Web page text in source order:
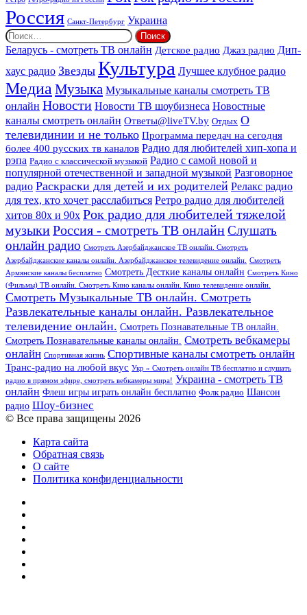
Россия Санкт-Петербург Украина
Найти:
Беларусь - смотреть ТВ онлайн Детское радио Джаз радио Дип-
хаус радио Звезды Культура Лучшее клубное радио
Медиа Музыка Музыкальные каналы смотреть ТВ
онлайн Новости Новости ТВ шоубизнеса Новостные
каналы смотреть онлайн Ответы@liveTV.by Отдых О
телевидинии и не только Программа передач на сегодня
более 400 русских тв каналов Радио для любителей хип-хопа и
рэпа Радио с классической музыкой Радио с самой новой и
популярной отечественной и западной музыкой Разговорное
радио Раскраски для детей и их родителей Релакс радио
для тех, кто хочет расслабиться Ретро радио для любителей
хитов 80х и 90х Рок радио для любителей тяжелой
музыкиРоссия - смотреть ТВ онлайнСлушать
онлайн радио Смотреть Азербайджанское ТВ онлайн. Смотреть
Азербайджанские каналы онлайн. Азербайджанское телевидение онлайн.
Смотреть
Армянские каналы бесплатно Смотреть Десткие каналы онлайн Смотреть Кино
(Фильмы) ТВ онлайн. Смотреть Кино каналы онлайн. Кино телевидение онлайн.
Смотреть Музыкальные ТВ онлайн. Смотреть
Развлекательные каналы онлайн. Развлекательное
телевидение онлайн. Смотреть Познавательные ТВ онлайн.
Смотреть Познавательные каналы онлайн. Смотреть вебкамеры
онлайн Спортивная жизнь Спортивные каналы смотреть онлайн
Транс-радио на любой вкус Укр » Смотреть онлайн ТВ бесплатно и слушать
радио в прямом эфире, смотреть вебкамеры мира! Украина - смотреть ТВ
онлайн Флеш игры играть онлайн бесплатно Фолк радио Шансон
радио Шоу-бизнес
© Все права защищены 2026
Карта сайта
Обратная связь
О сайте
Политика конфиденциальности